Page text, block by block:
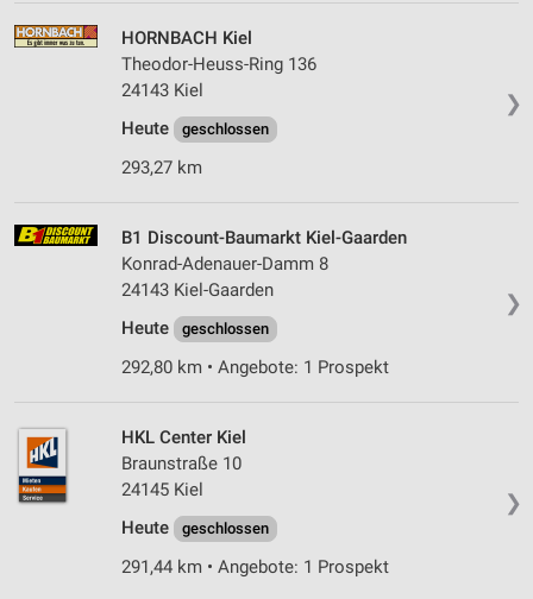
❯
HORNBACH Kiel
Theodor-Heuss-Ring 136
24143 Kiel
Heute
geschlossen
293,27 km
❯
B1 Discount-Baumarkt Kiel-Gaarden
Konrad-Adenauer-Damm 8
24143 Kiel-Gaarden
Heute
geschlossen
292,80 km • Angebote: 1 Prospekt
❯
HKL Center Kiel
Braunstraße 10
24145 Kiel
Heute
geschlossen
291,44 km • Angebote: 1 Prospekt